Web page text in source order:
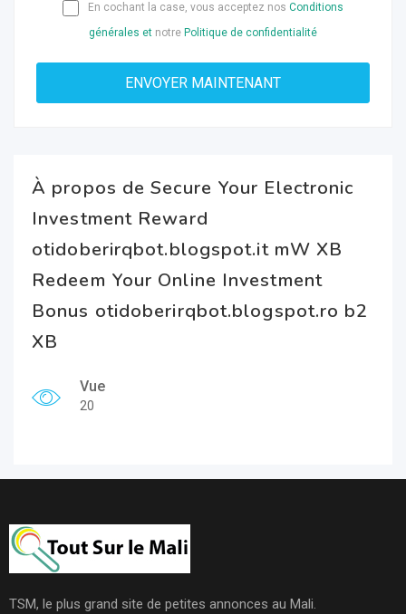
En cochant la case, vous acceptez nos Conditions
générales et notre Politique de confidentialité
À propos de Secure Your Electronic
Investment Reward
otidoberirqbot.blogspot.it mW XB
Redeem Your Online Investment
Bonus otidoberirqbot.blogspot.ro b2
XB
Vue
20
TSM, le plus grand site de petites annonces au Mali.